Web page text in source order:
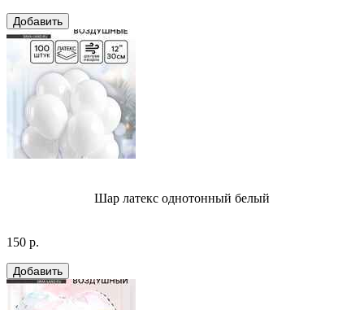
Шар латекс однотонный белый
150 р.